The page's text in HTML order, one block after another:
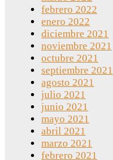
febrero 2022
enero 2022
diciembre 2021
noviembre 2021
octubre 2021
septiembre 2021
agosto 2021
julio 2021
junio 2021
mayo 2021
abril 2021
marzo 2021
febrero 2021